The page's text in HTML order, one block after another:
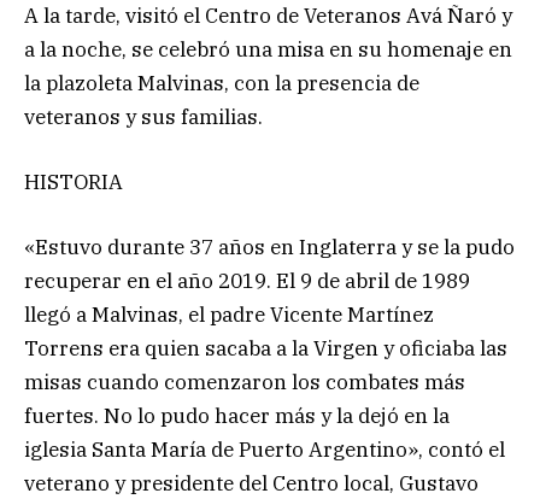
A la tarde, visitó el Centro de Veteranos Avá Ñaró y
a la noche, se celebró una misa en su homenaje en
la plazoleta Malvinas, con la presencia de
veteranos y sus familias.
HISTORIA
«Estuvo durante 37 años en Inglaterra y se la pudo
recuperar en el año 2019. El 9 de abril de 1989
llegó a Malvinas, el padre Vicente Martínez
Torrens era quien sacaba a la Virgen y oficiaba las
misas cuando comenzaron los combates más
fuertes. No lo pudo hacer más y la dejó en la
iglesia Santa María de Puerto Argentino», contó el
veterano y presidente del Centro local, Gustavo